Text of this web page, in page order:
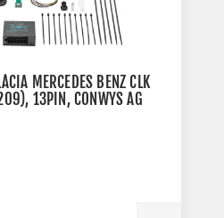
MERCEDES BENZ CLK
13PIN, CONWYS AG